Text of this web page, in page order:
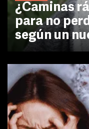
¿Caminas
para no
según un